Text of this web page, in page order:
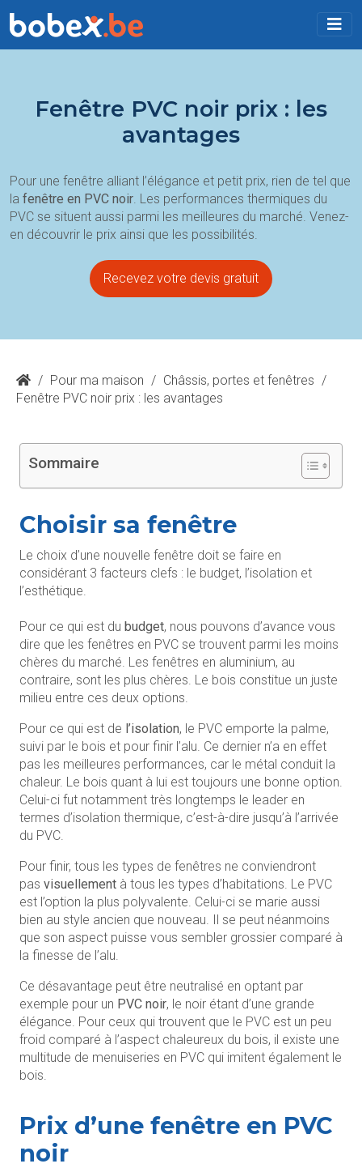
Fenêtre PVC noir prix : les
avantages
Pour une fenêtre alliant l’élégance et petit prix, rien de tel que
la fenêtre en PVC noir . Les performances thermiques du
PVC se situent aussi parmi les meilleures du marché. Venez-
en découvrir le prix ainsi que les possibilités.
Recevez votre devis gratuit
/ Pour ma maison / Châssis, portes et fenêtres /
Fenêtre PVC noir prix : les avantages
Sommaire
Choisir sa fenêtre
Le choix d’une nouvelle fenêtre doit se faire en
considérant 3 facteurs clefs : le budget, l’isolation et
l’esthétique.
Pour ce qui est du budget, nous pouvons d’avance vous
dire que les fenêtres en PVC se trouvent parmi les moins
chères du marché. Les fenêtres en aluminium, au
contraire, sont les plus chères. Le bois constitue un juste
milieu entre ces deux options.
Pour ce qui est de l’isolation, le PVC emporte la palme,
suivi par le bois et pour finir l’alu. Ce dernier n’a en effet
pas les meilleures performances, car le métal conduit la
chaleur. Le bois quant à lui est toujours une bonne option.
Celui-ci fut notamment très longtemps le leader en
termes d’isolation thermique, c’est-à-dire jusqu’à l’arrivée
du PVC.
Pour finir, tous les types de fenêtres ne conviendront
pas visuellement à tous les types d’habitations. Le PVC
est l’option la plus polyvalente. Celui-ci se marie aussi
bien au style ancien que nouveau. Il se peut néanmoins
que son aspect puisse vous sembler grossier comparé à
la finesse de l’alu.
Ce désavantage peut être neutralisé en optant par
exemple pour un PVC noir, le noir étant d’une grande
élégance. Pour ceux qui trouvent que le PVC est un peu
froid comparé à l’aspect chaleureux du bois, il existe une
multitude de menuiseries en PVC qui imitent également le
bois.
Prix d’une fenêtre en PVC
noir